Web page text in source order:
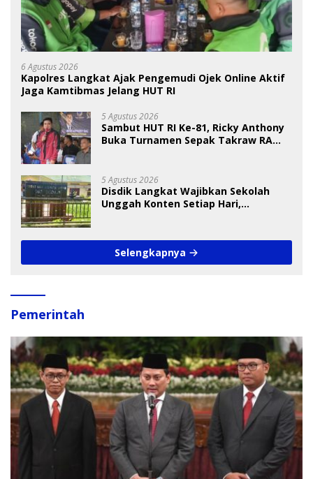
6 Agustus 2026
Kapolres Langkat Ajak Pengemudi Ojek Online Aktif
Jaga Kamtibmas Jelang HUT RI
5 Agustus 2026
Sambut HUT RI Ke-81, Ricky Anthony
Buka Turnamen Sepak Takraw RA
5 Agustus 2026
Disdik Langkat Wajibkan Sekolah
Unggah Konten Setiap Hari,
Selengkapnya
Pemerintah